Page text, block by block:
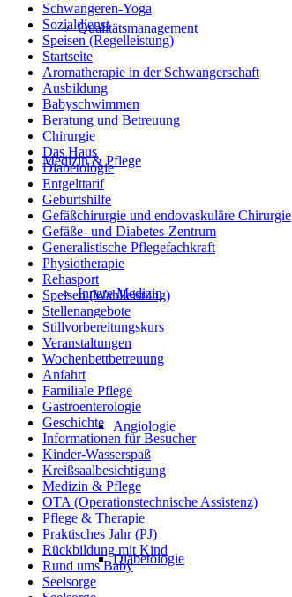
Qualitätsmanagement
Medizin & Pflege
Innere Medizin
Angiologie
Diabetologie
Schwangeren-Yoga
Sozialdienst
Speisen (Regelleistung)
Startseite
Aromatherapie in der Schwangerschaft
Ausbildung
Babyschwimmen
Beratung und Betreuung
Chirurgie
Das Haus
Diabetologie
Entgelttarif
Geburtshilfe
Gefäßchirurgie und endovaskuläre Chirurgie
Gefäße- und Diabetes-Zentrum
Generalistische Pflegefachkraft
Physiotherapie
Rehasport
Speisen (Wahlleistung)
Stellenangebote
Stillvorbereitungskurs
Veranstaltungen
Wochenbettbetreuung
Anfahrt
Familiale Pflege
Gastroenterologie
Geschichte
Informationen für Besucher
Kinder-Wasserspaß
Kreißsaalbesichtigung
Medizin & Pflege
OTA (Operationstechnische Assistenz)
Pflege & Therapie
Praktisches Jahr (PJ)
Rückbildung mit Kind
Rund ums Baby
Seelsorge